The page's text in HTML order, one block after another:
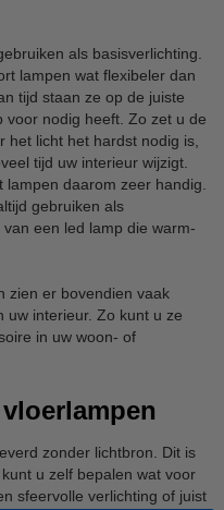
als basisverlichting.
lampen wat flexibeler dan
tijd staan ze op de juiste
voor nodig heeft. Zo zet u de
het licht het hardst nodig is,
tijd uw interieur wijzigt.
daarom zeer handig.
gebruiken als
een led lamp die warm-
zien er bovendien vaak
uw interieur. Zo kunt u ze
in uw woon- of
zonder lichtbron. Dit is
u zelf bepalen wat voor
sfeervolle verlichting of juist